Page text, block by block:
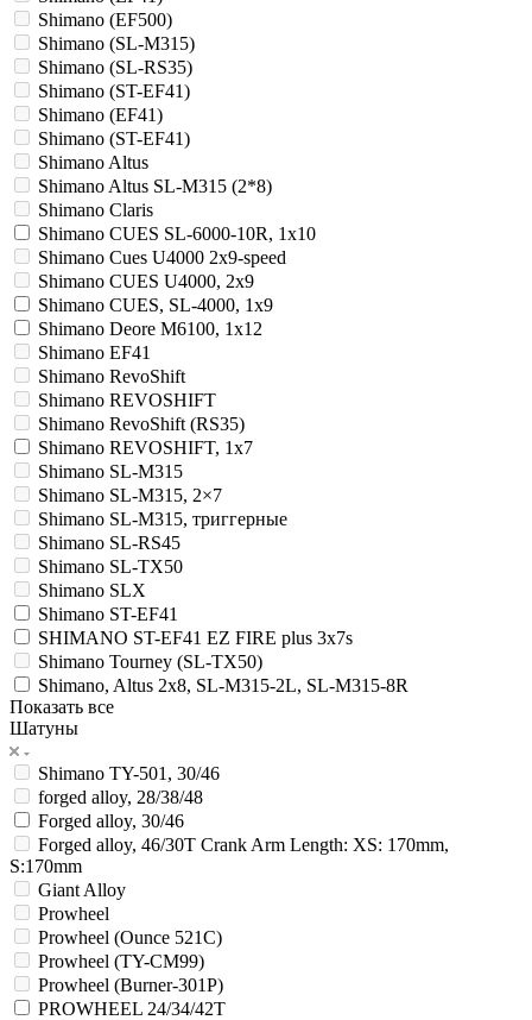
Shimano (EF500)
Shimano (SL-M315)
Shimano (SL-RS35)
Shimano (ST-EF41)
Shimano (EF41)
Shimano (ST-EF41)
Shimano Altus
Shimano Altus SL-M315 (2*8)
Shimano Claris
Shimano CUES SL-6000-10R, 1x10
Shimano Cues U4000 2x9-speed
Shimano CUES U4000, 2x9
Shimano CUES, SL-4000, 1x9
Shimano Deore M6100, 1x12
Shimano EF41
Shimano RevoShift
Shimano REVOSHIFT
Shimano RevoShift (RS35)
Shimano REVOSHIFT, 1x7
Shimano SL-M315
Shimano SL-M315, 2×7
Shimano SL-M315, триггерные
Shimano SL-RS45
Shimano SL-TX50
Shimano SLX
Shimano ST-EF41
SHIMANO ST-EF41 EZ FIRE plus 3x7s
Shimano Tourney (SL-TX50)
Shimano, Altus 2x8, SL-M315-2L, SL-M315-8R
Показать все
Шатуны
Shimano TY-501, 30/46
forged alloy, 28/38/48
Forged alloy, 30/46
Forged alloy, 46/30T Crank Arm Length: XS: 170mm,
S:170mm
Giant Alloy
Prowheel
Prowheel (Ounce 521C)
Prowheel (TY-CM99)
Prowheel (Burner-301P)
PROWHEEL 24/34/42T